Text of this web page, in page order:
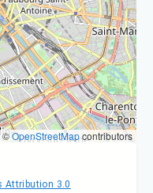
©OpenStreetMapcontributors
Attribution 3.0